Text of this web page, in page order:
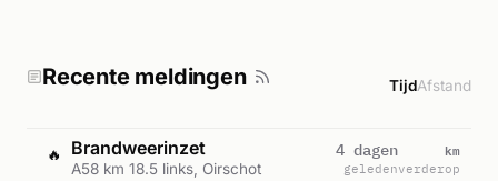
Recente meldingen TijdAfstand
🔥 Brandweerinzet
A58 km 18.5 links, Oirschot
4 dagen
geleden
km
verderop